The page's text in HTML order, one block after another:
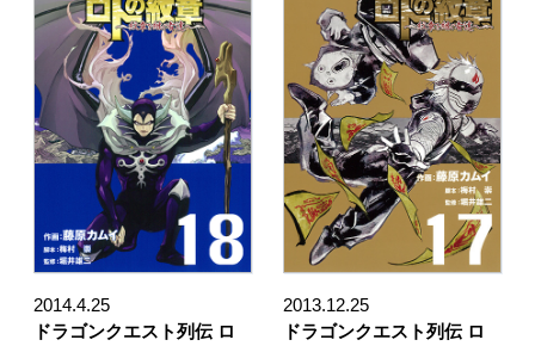
2014.4.25
ドラゴンクエスト列伝 ロ
2013.12.25
ドラゴンクエスト列伝 ロ